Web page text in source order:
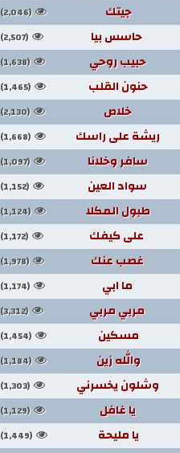
جيتك (2,046)
حاسس بيا (2,507)
حبيب روحي (1,638)
حنون القلب (1,465)
خلاص (2,130)
ريشة على راسك (1,668)
سافر وخلانا (1,097)
سواد العين (1,152)
طبول المكلا (1,124)
على كيفك (1,172)
غصب عنك (1,978)
ما ابي (1,174)
مربي مربي (3,312)
مسكين (1,454)
والله زين (1,184)
وشلون يخسرني (1,303)
يا غافل (1,129)
يا مليحة (1,449)